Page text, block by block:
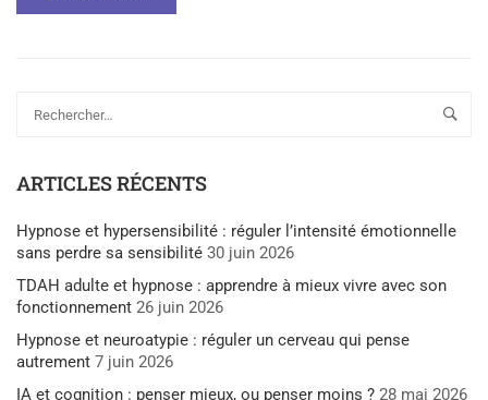
ARTICLES RÉCENTS
Hypnose et hypersensibilité : réguler l’intensité émotionnelle
sans perdre sa sensibilité 30 juin 2026
TDAH adulte et hypnose : apprendre à mieux vivre avec son
fonctionnement 26 juin 2026
Hypnose et neuroatypie : réguler un cerveau qui pense
autrement 7 juin 2026
IA et cognition : penser mieux, ou penser moins ? 28 mai 2026